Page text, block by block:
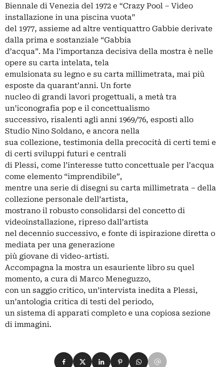
Biennale di Venezia del 1972 e “Crazy Pool – Video
installazione in una piscina vuota”
del 1977, assieme ad altre ventiquattro Gabbie derivate
dalla prima e sostanziale “Gabbia
d’acqua”. Ma l’importanza decisiva della mostra è nelle
opere su carta intelata, tela
emulsionata su legno e su carta millimetrata, mai più
esposte da quarant’anni. Un forte
nucleo di grandi lavori progettuali, a metà tra
un’iconografia pop e il concettualismo
successivo, risalenti agli anni 1969/76, esposti allo
Studio Nino Soldano, e ancora nella
sua collezione, testimonia della precocità di certi temi e
di certi sviluppi futuri e centrali
di Plessi, come l’interesse tutto concettuale per l’acqua
come elemento “imprendibile”,
mentre una serie di disegni su carta millimetrata – della
collezione personale dell’artista,
mostrano il robusto consolidarsi del concetto di
videoinstallazione, ripreso dall’artista
nel decennio successivo, e fonte di ispirazione diretta o
mediata per una generazione
più giovane di video-artisti.
Accompagna la mostra un esauriente libro su quel
momento, a cura di Marco Meneguzzo,
con un saggio critico, un’intervista inedita a Plessi,
un’antologia critica di testi del periodo,
un sistema di apparati completo e una copiosa sezione
di immagini.
Condividi su Facebook
Condividi su X
Condividi su LinkedIn
Condividi su Pinterest
Condividi su WhatsApp
Condividi su Email